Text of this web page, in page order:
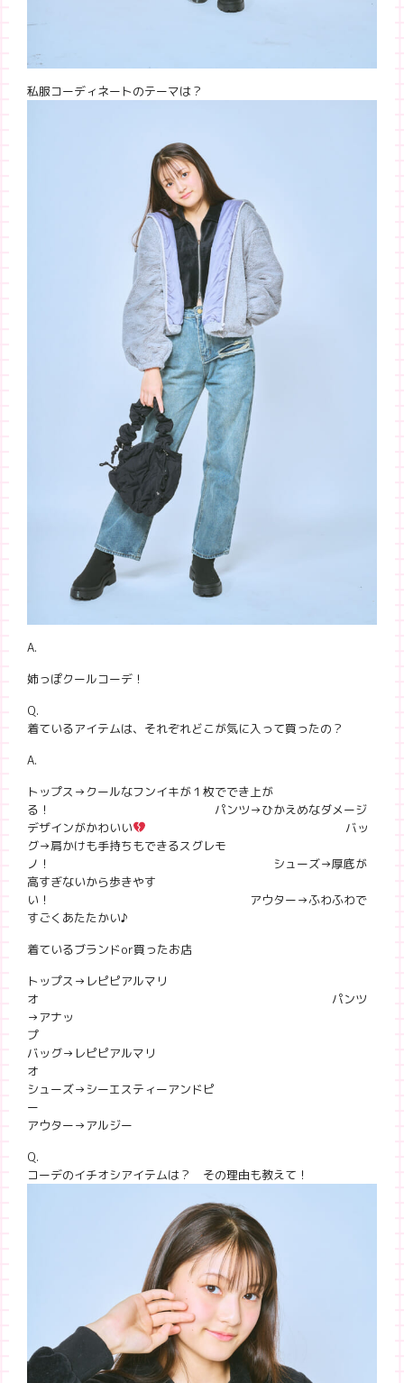
私服コーディネートのテーマは？
A.
姉っぽクールコーデ！
Q.
着ているアイテムは、それぞれどこが気に入って買ったの？
A.
トップス→クールなフンイキが１枚ででき上が
る！ パンツ→ひかえめなダメージ
デザインがかわいい
バッ
グ→肩かけも手持ちもできるスグレモ
ノ！ シューズ→厚底が
高すぎないから歩きやす
い！ アウター→ふわふわで
すごくあたたかい♪
着ているブランドor買ったお店
トップス→レピピアルマリ
オ パンツ
→アナッ
バッグ→レピピアルマリ
シューズ→シーエスティーアンドピ
アウター→アルジー
Q.
コーデのイチオシアイテムは？ その理由も教えて！